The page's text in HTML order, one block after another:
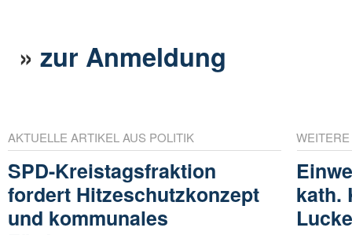
»zur Anmeldung
AKTUELLE ARTIKEL AUS POLITIK
SPD-Kreistagsfraktion
fordert Hitzeschutzkonzept
und kommunales
kath.